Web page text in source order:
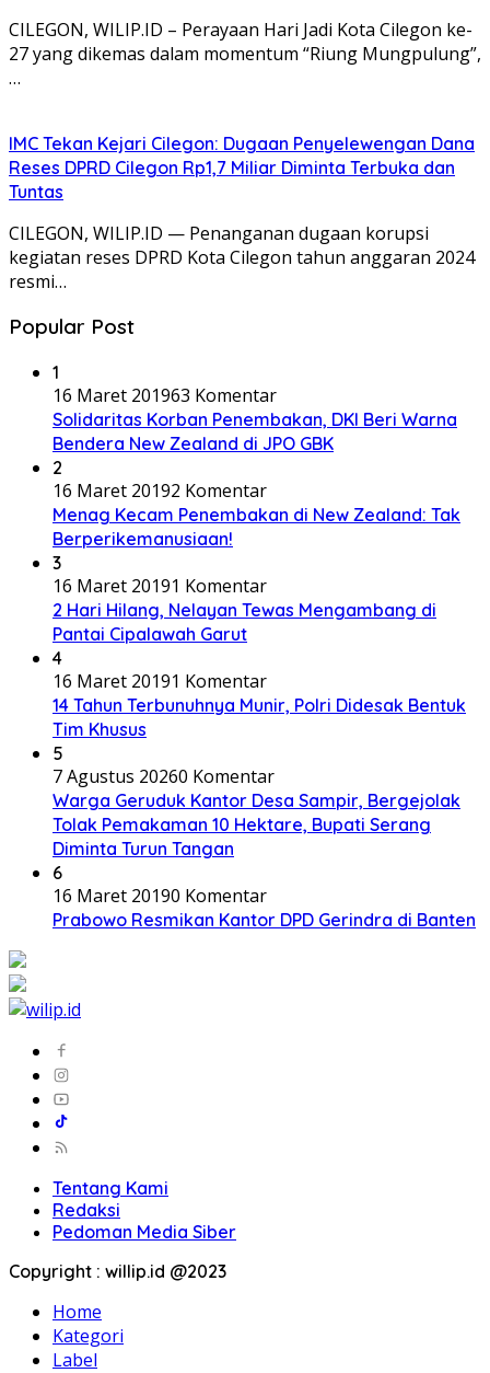
CILEGON, WILIP.ID – Perayaan Hari Jadi Kota Cilegon ke-
27 yang dikemas dalam momentum “Riung Mungpulung”,
…
IMC Tekan Kejari Cilegon: Dugaan Penyelewengan Dana
Reses DPRD Cilegon Rp1,7 Miliar Diminta Terbuka dan
Tuntas
CILEGON, WILIP.ID — Penanganan dugaan korupsi
kegiatan reses DPRD Kota Cilegon tahun anggaran 2024
resmi…
Popular Post
1
16 Maret 201963 Komentar
Solidaritas Korban Penembakan, DKI Beri Warna
Bendera New Zealand di JPO GBK
2
16 Maret 20192 Komentar
Menag Kecam Penembakan di New Zealand: Tak
Berperikemanusiaan!
3
16 Maret 20191 Komentar
2 Hari Hilang, Nelayan Tewas Mengambang di
Pantai Cipalawah Garut
4
16 Maret 20191 Komentar
14 Tahun Terbunuhnya Munir, Polri Didesak Bentuk
Tim Khusus
5
7 Agustus 20260 Komentar
Warga Geruduk Kantor Desa Sampir, Bergejolak
Tolak Pemakaman 10 Hektare, Bupati Serang
Diminta Turun Tangan
6
16 Maret 20190 Komentar
Prabowo Resmikan Kantor DPD Gerindra di Banten
Tentang Kami
Redaksi
Pedoman Media Siber
Copyright : willip.id @2023
Home
Kategori
Label